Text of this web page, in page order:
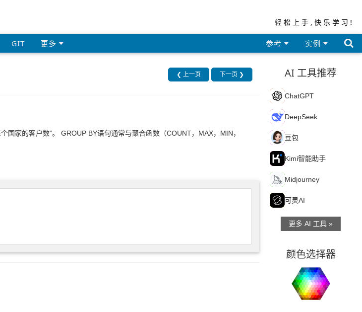
轻松上手,快乐学习!
GIT 更多 
实例
参考
❮ 上一页 下一页 ❯
国家的客户数”。 GROUP BY语句通常与聚合函数（COUNT，MAX，MIN，
AI 工具推荐
C ChatGPT
D DeepSeek
豆 豆包
K Kimi智能助手
M Midjourney
可 可灵AI
更多 AI 工具 »
颜色选择器